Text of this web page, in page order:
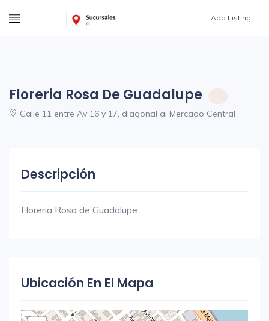
Add Listing
Floreria Rosa De Guadalupe
Calle 11 entre Av 16 y 17, diagonal al Mercado Central
Descripción
Floreria Rosa de Guadalupe
Ubicación En El Mapa